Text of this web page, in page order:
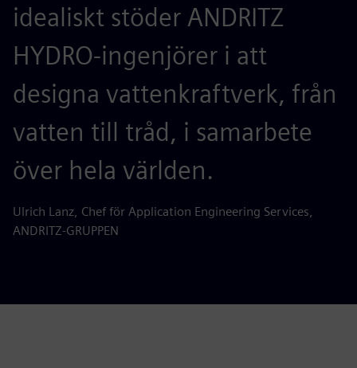
idealiskt stöder ANDRITZ
HYDRO-ingenjörer i att
designa vattenkraftverk, från
vatten till tråd, i samarbete
över hela världen.
Ulrich Lanz, Chef för Application Engineering Services,
ANDRITZ-GRUPPEN